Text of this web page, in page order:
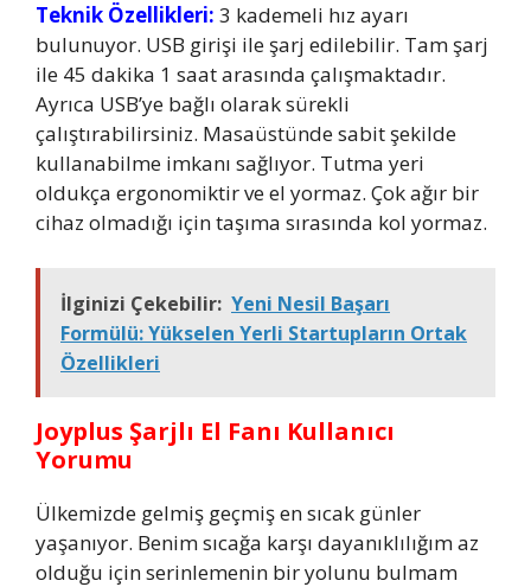
Teknik Özellikleri: 3 kademeli hız ayarı
bulunuyor. USB girişi ile şarj edilebilir. Tam şarj
ile 45 dakika 1 saat arasında çalışmaktadır.
Ayrıca USB’ye bağlı olarak sürekli
çalıştırabilirsiniz. Masaüstünde sabit şekilde
kullanabilme imkanı sağlıyor. Tutma yeri
oldukça ergonomiktir ve el yormaz. Çok ağır bir
cihaz olmadığı için taşıma sırasında kol yormaz.
İlginizi Çekebilir: Yeni Nesil Başarı
Formülü: Yükselen Yerli Startupların Ortak
Özellikleri
Joyplus Şarjlı El Fanı Kullanıcı
Yorumu
Ülkemizde gelmiş geçmiş en sıcak günler
yaşanıyor. Benim sıcağa karşı dayanıklılığım az
olduğu için serinlemenin bir yolunu bulmam